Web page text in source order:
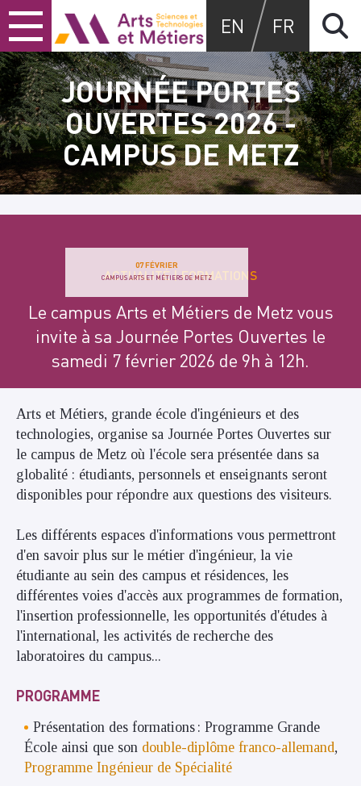
Skip
to
content
Skip
to
main
menu
Skip
to
search
Arts et métiers
EN FR
JOURNÉE PORTES
OUVERTES 2026 -
CAMPUS DE METZ
07 FÉVRIER
CAMPUS ARTS ET MÉTIERS DE METZ
ACTUALITÉ FORMATIONS
Le campus Arts et Métiers de Metz vous
invite à sa Journée Portes Ouvertes le
samedi 7 février 2026 de 9h à 12h.
Arts et Métiers, grande école d'ingénieurs et des
technologies, organise sa Journée Portes Ouvertes sur
le campus de Metz où l'école sera présentée dans sa
globalité : étudiants, personnels et enseignants seront
disponibles pour répondre aux questions des visiteurs.
Les différents espaces d'informations vous permettront
d'en savoir plus sur le métier d'ingénieur, la vie
étudiante au sein des campus et résidences, les
différentes voies d'accès aux programmes de formation,
l'insertion professionnelle, les opportunités d'études à
l'international, les activités de recherche des
laboratoires du campus...
PROGRAMME
Présentation des formations : Programme Grande
École ainsi que son double-diplôme franco-allemand,
Programme Ingénieur de Spécialité